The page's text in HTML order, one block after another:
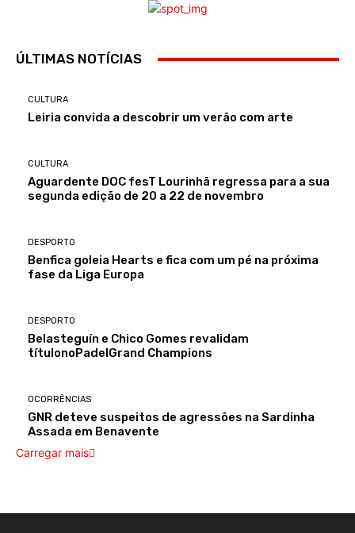
ÚLTIMAS NOTÍCIAS
CULTURA
Leiria convida a descobrir um verão com arte
CULTURA
Aguardente DOC fesT Lourinhã regressa para a sua
segunda edição de 20 a 22 de novembro
DESPORTO
Benfica goleia Hearts e fica com um pé na próxima
fase da Liga Europa
DESPORTO
Belasteguín e Chico Gomes revalidam
títulonoPadelGrand Champions
OCORRÊNCIAS
GNR deteve suspeitos de agressões na Sardinha
Assada em Benavente
Carregar mais